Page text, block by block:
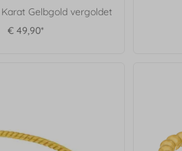
Karat Gelbgold vergoldet
€ 49,90*